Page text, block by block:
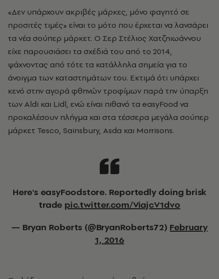
«Δεν υπάρχουν ακριβές μάρκες, μόνο φαγητό σε
προσιτές τιμές» είναι το μότο που έρχεται να λανσάρει
τα νέα σούπερ μάρκετ. Ο Σερ Στέλιος Χατζηιωάννου
είχε παρουσιάσει τα σχέδιά του από το 2014,
ψάχνοντας από τότε τα κατάλληλα σημεία για το
άνοιγμα των καταστημάτων του. Εκτιμά ότι υπάρχει
κενό στην αγορά φθηνών τροφίμων παρά την ύπαρξη
των Aldi και Lidl, ενώ είναι πιθανό τα easyFood να
προκαλέσουν πλήγμα και στα τέσσερα μεγάλα σούπερ
μάρκετ Tesco, Sainsbury, Asda και Morrisons.
Here's easyFoodstore. Reportedly doing brisk
trade pic.twitter.com/ViajcV1dvo
— Bryan Roberts (@BryanRoberts72) February
1, 2016